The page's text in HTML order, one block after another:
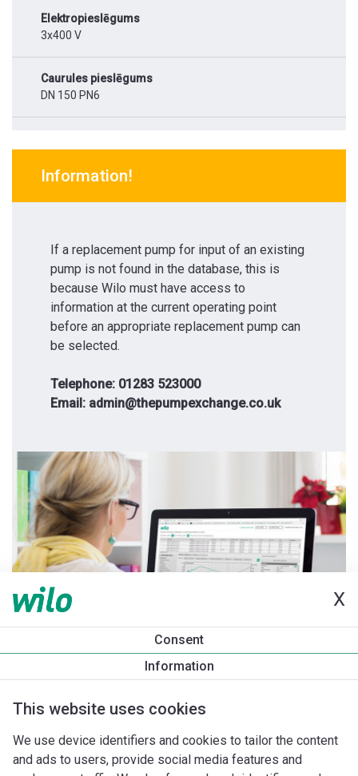
X
Consent
Information
This website uses cookies
We use device identifiers and cookies to tailor the content
and ads to users, provide social media features and
Elektropieslēgums
3x400 V
Caurules pieslēgums
DN 150 PN6
Information!
If a replacement pump for input of an existing
pump is not found in the database, this is
because Wilo must have access to
information at the current operating point
before an appropriate replacement pump can
be selected.
Telephone: 01283 523000
Email: admin@thepumpexchange.co.uk